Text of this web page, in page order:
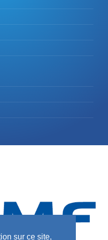
sur ce site,